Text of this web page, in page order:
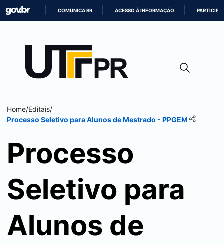
CONTEÚDO
COMUNICA BR ACESSO À INFORMAÇÃO PARTICIPE
Home/Editais/
Processo Seletivo para Alunos de Mestrado - PPGEM
Processo
Seletivo para
Alunos de